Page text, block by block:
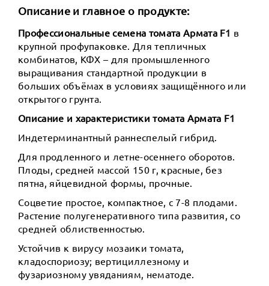
Описание и главное о продукте:
Профессиональные семена томата Армата F1 в
крупной профупаковке. Для тепличных
комбинатов, КФХ – для промышленного
выращивания стандартной продукции в
больших объёмах в условиях защищённого или
открытого грунта.
Описание и характеристики томата Армата F1
Индетерминантный раннеспелый гибрид.
Для продленного и летне-осеннего оборотов.
Плоды, средней массой 150 г, красные, без
пятна, яйцевидной формы, прочные.
Соцветие простое, компактное, с 7-8 плодами.
Растение полугенеративного типа развития, со
средней облиственностью.
Устойчив к вирусу мозаики томата,
кладоспориозу; вертициллезному и
фузариозному увяданиям, нематоде.